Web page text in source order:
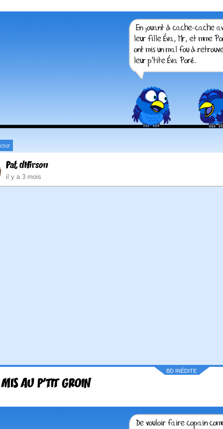
Pat dHirson
il y a 3 mois
BD INÉDITE
MIS AU P'TIT GROIN